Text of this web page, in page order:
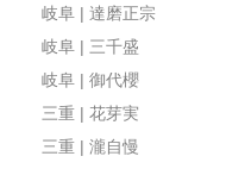
岐阜 | 達磨正宗
岐阜 | 三千盛
岐阜 | 御代櫻
三重 | 花芽実
三重 | 瀧自慢